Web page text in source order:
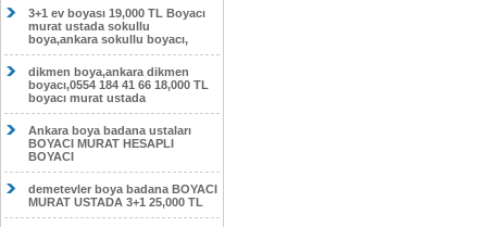
3+1 ev boyası 19,000 TL Boyacı
murat ustada sokullu
boya,ankara sokullu boyacı,
dikmen boya,ankara dikmen
boyacı,0554 184 41 66 18,000 TL
boyacı murat ustada
Ankara boya badana ustaları
BOYACI MURAT HESAPLI
BOYACI
demetevler boya badana BOYACI
MURAT USTADA 3+1 25,000 TL